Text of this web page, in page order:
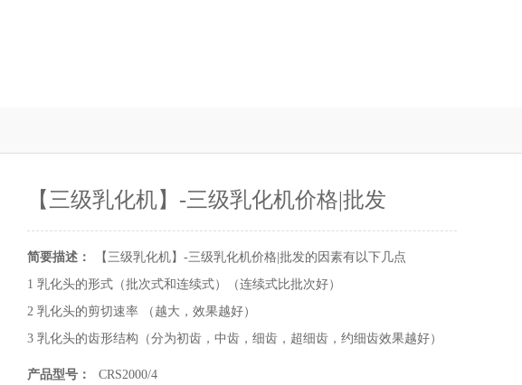
【三级乳化机】-三级乳化机价格|批发
简要描述：
【三级乳化机】-三级乳化机价格|批发的因素有以下几点
1 乳化头的形式（批次式和连续式）（连续式比批次好）
2 乳化头的剪切速率 （越大，效果越好）
3 乳化头的齿形结构（分为初齿，中齿，细齿，超细齿，约细齿效果越好）
4 物料在分散墙体的停留时间，乳化分散时间（可以看作同等的电机，流量越
产品型号：
CRS2000/4